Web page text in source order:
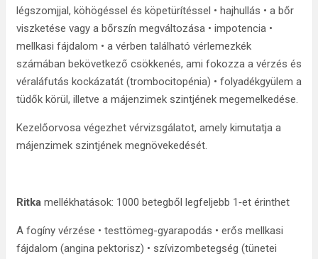
légszomjjal, köhögéssel és köpetürítéssel • hajhullás • a bőr
viszketése vagy a bőrszín megváltozása • impotencia •
mellkasi fájdalom • a vérben található vérlemezkék
számában bekövetkező csökkenés, ami fokozza a vérzés és
véraláfutás kockázatát (trombocitopénia) • folyadékgyülem a
tüdők körül, illetve a májenzimek szintjének megemelkedése.
Kezelőorvosa végezhet vérvizsgálatot, amely kimutatja a
májenzimek szintjének megnövekedését.
Ritka mellékhatások: 1000 betegből legfeljebb 1‑et érinthet
A fogíny vérzése • testtömeg-gyarapodás • erős mellkasi
fájdalom (angina pektorisz) • szívizombetegség (tünetei